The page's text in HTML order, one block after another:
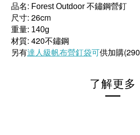
品名: Forest Outdoor 不鏽鋼營釘
尺寸: 26cm
重量: 140g
材質: 420不鏽鋼
另有達人級帆布營釘袋可供加購(290
了解更多